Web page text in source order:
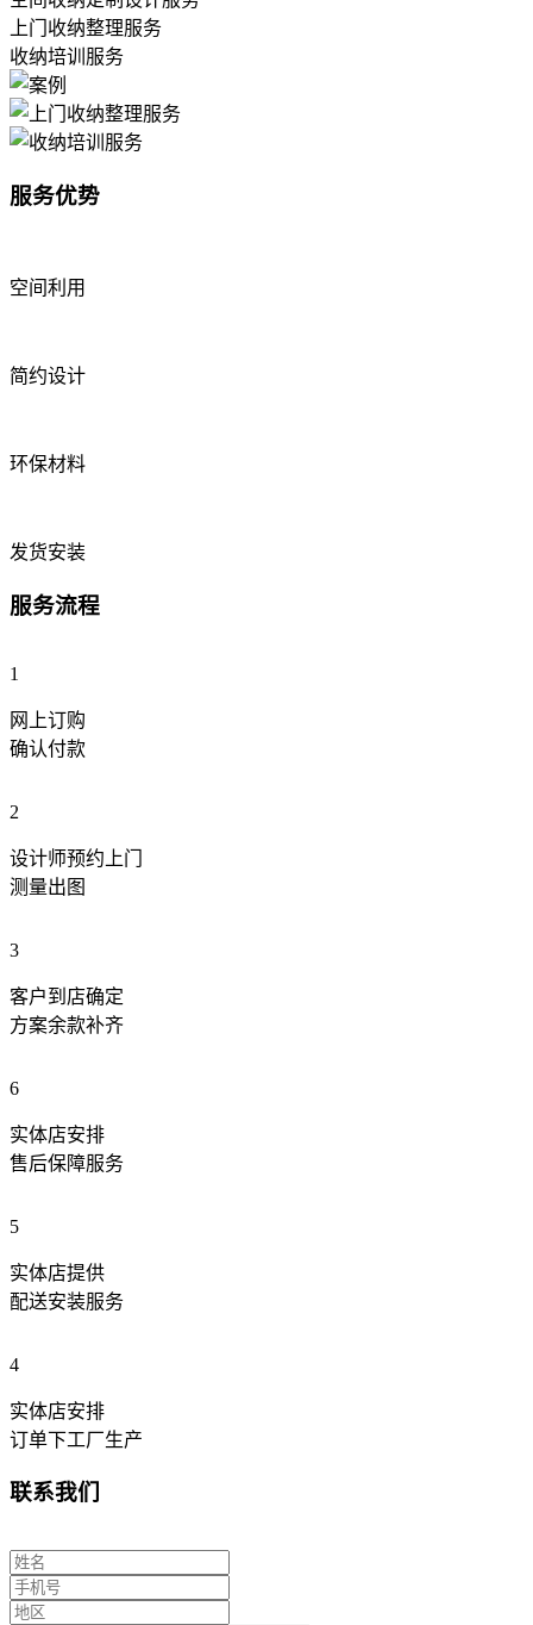
上门收纳整理服务
收纳培训服务
服务优势
空间利用
简约设计
环保材料
发货安装
服务流程
1
网上订购
确认付款
2
设计师预约上门
测量出图
3
客户到店确定
方案余款补齐
6
实体店安排
售后保障服务
5
实体店提供
配送安装服务
4
实体店安排
订单下工厂生产
联系我们